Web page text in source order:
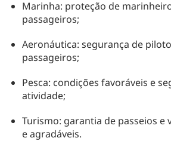
Marinha: proteção de
passageiros;
Aeronáutica: segurança de
passageiros;
Pesca: condições favoráveis e
atividade;
Turismo: garantia de passeios e
e agradáveis.